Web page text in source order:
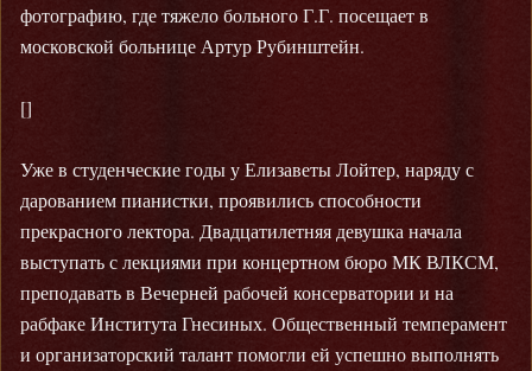
фотографию, где тяжело больного Г.Г. посещает в
московской больнице Артур Рубинштейн.
[]
Уже в студенческие годы у Елизаветы Лойтер, наряду с
дарованием пианистки, проявились способности
прекрасного лектора. Двадцатилетняя девушка начала
выступать с лекциями при концертном бюро МК ВЛКСМ,
преподавать в Вечерней рабочей консерватории и на
рабфаке Института Гнесиных. Общественный темперамент
и организаторский талант помогли ей успешно выполнять